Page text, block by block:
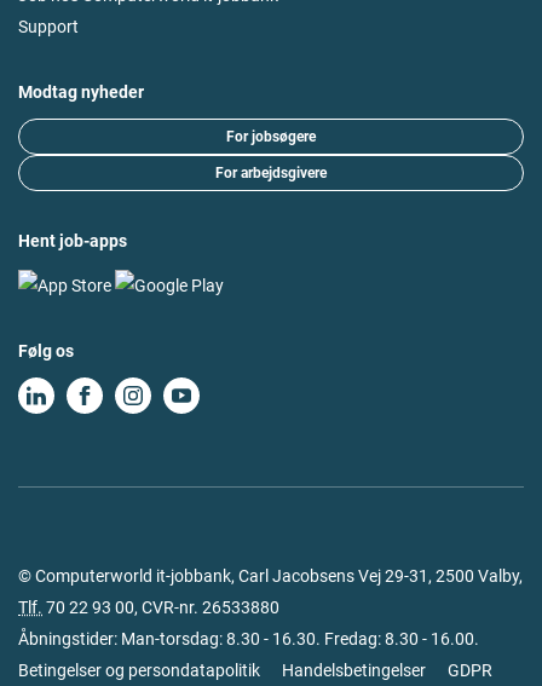
Support
Modtag nyheder
For jobsøgere
For arbejdsgivere
Hent job-apps
Følg os
© Computerworld it-jobbank, Carl Jacobsens Vej 29-31, 2500 Valby,
Tlf. 70 22 93 00, CVR-nr. 26533880
Åbningstider: Man-torsdag: 8.30 - 16.30. Fredag: 8.30 - 16.00.
Betingelser og persondatapolitik
Handelsbetingelser GDPR